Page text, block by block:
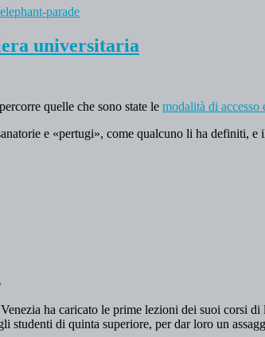
universitaria
quelle che sono state le modalità di accesso
e «pertugi», come qualcuno li ha definiti,
ha caricato le prime lezioni dei suoi corsi di
studenti di quinta superiore, per dar loro un